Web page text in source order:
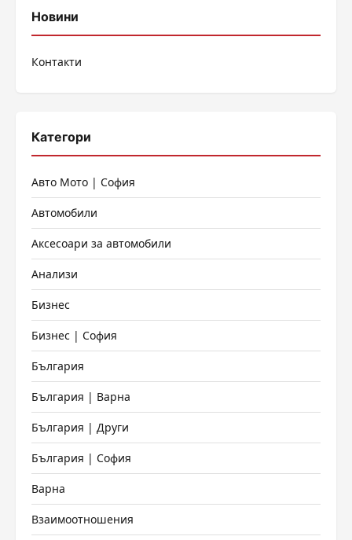
публикациите
Новини
Контакти
Категори
Авто Мото | София
Автомобили
Аксесоари за автомобили
Анализи
Бизнес
Бизнес | София
България
България | Варна
България | Други
България | София
Варна
Взаимоотношения